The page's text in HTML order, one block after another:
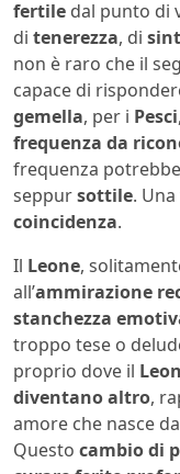
fertile dal punto di
di tenerezza, di
non è raro che il
capace di
gemella, per i Pesci
frequenza da
frequenza
seppursottile.
coincidenza.
Il Leone,
all’ammirazione
stanchezza
troppo tese o
proprio dove il
diventano altro,
amore che nasce
Questo cambio di